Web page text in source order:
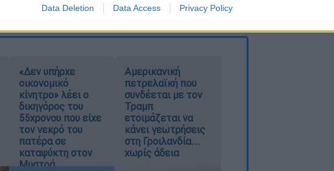
Data Deletion Data Access Privacy Policy
«Δεν υπήρχε
οικονομικό
κίνητρο» λέει ο
δικηγόρος του
55χρονου που είχε
τον νεκρό του
πατέρα σε
καταψύκτη στον
Μυστρά
Αμερικανική
πετρελαϊκή που
συνδέεται με τον
Τραμπ
ετοιμάζεται να
κάνει γεωτρήσεις
στη Γροιλανδία...
χωρίς άδεια